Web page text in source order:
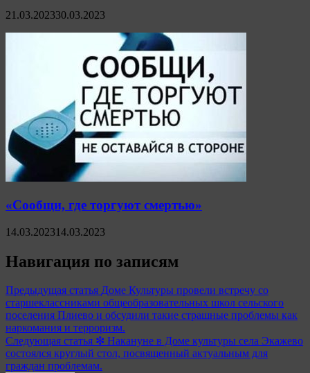
21.03.202330.03.2023
«Сообщи, где торгуют смертью»
14.03.202314.03.2023
Навигация по записям
Предыдущая статья Доме Культуры провели встречу со
старшеклассниками общеобразовательных школ сельского
поселения Плиево и обсудили такие страшные проблемы как
наркомания и терроризм.
Следующая статья ❇ Накануне в Доме культуры села Экажево
состоялся круглый стол, посвященный актуальным для
граждан проблемам.